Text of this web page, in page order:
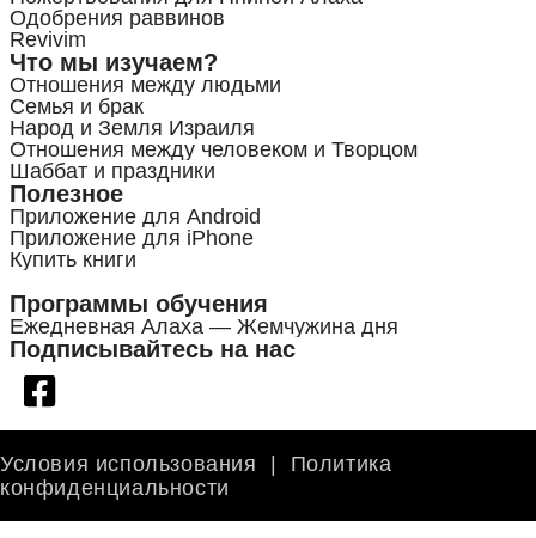
Одобрения раввинов
Revivim
Что мы изучаем?
Отношения между людьми
Семья и брак
Народ и Земля Израиля
Отношения между человеком и Творцом
Шаббат и праздники
Полезное
Приложение для Android
Приложение для iPhone
Купить книги
Программы обучения
Ежедневная Алаха — Жемчужина дня
Подписывайтесь на нас
Условия использования | Политика
конфиденциальности